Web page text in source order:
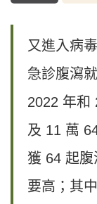
又進入病
急診腹瀉
2022 年和
及 11 萬
獲 64 起
要高；其